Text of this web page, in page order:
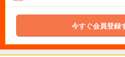
今すぐ会員登録